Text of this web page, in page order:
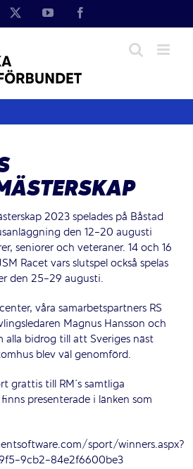
YouTube
2023 spelades på Båstad
den 12-20 augusti
seniorer och veteraner. 14 och 16
Racet vars slutspel också spelas
den 25-29 augusti.
våra samarbetspartners RS
Magnus Hansson och
alla bidrog till att Sveriges näst
blev väl genomförd.
grattis till RM´s samtliga
presenterade i länken som
sport/winners.aspx?
9cb2-84e2f6600be3